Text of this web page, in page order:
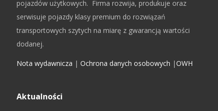
pojazdów użytkowych. Firma rozwija, produkuje oraz
serwisuje pojazdy klasy premium do rozwiązań
transportowych szytych na miarę z gwarancją wartości
dodanej.
Nota wydawnicza | Ochrona danych osobowych |OWH
Aktualności